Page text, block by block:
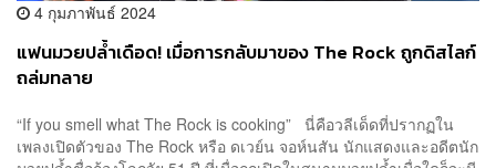
4 กุมภาพันธ์ 2024
แฟนมวยปล้ำเดือด! เมื่อการกลับมาของ The Rock ถูกดิสไลก์
ถล่มทลาย
“If you smell what The Rock is cooking” นี่คือวลีเด็ดที่ปรากฏใน
เพลงเปิดตัวของ The Rock หรือ ดเวย์น จอห์นสัน นักแสดงและอดีตนัก